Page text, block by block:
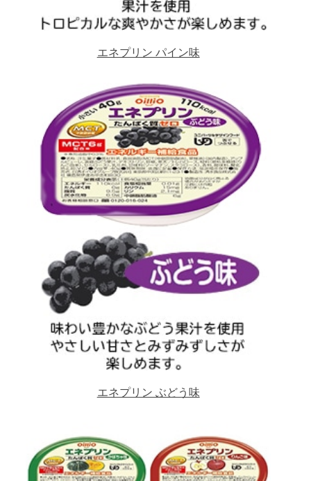
エネプリン パイン味
エネプリン ぶどう味